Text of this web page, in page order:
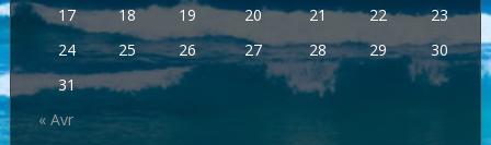
« Avr
17
18 19 20 21 22
23
24
25 26 27 28 29
30
31